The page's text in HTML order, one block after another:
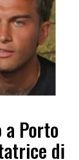
Porto
di